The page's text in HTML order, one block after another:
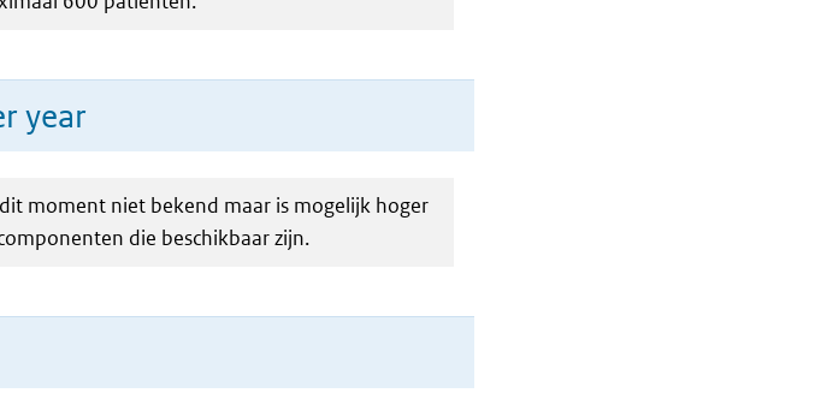
year
moment niet bekend maar is mogelijk hoger
die beschikbaar zijn.